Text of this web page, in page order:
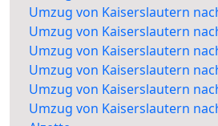
Umzug von Kaiserslautern
Umzug von Kaiserslautern
Umzug von Kaiserslautern
Umzug von Kaiserslautern
Umzug von Kaiserslautern
Umzug von Kaiserslautern